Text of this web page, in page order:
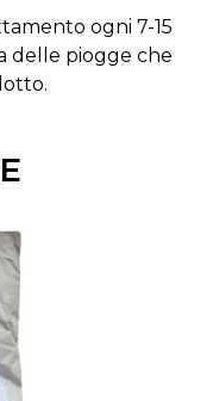
ogni 7-15
delle piogge che